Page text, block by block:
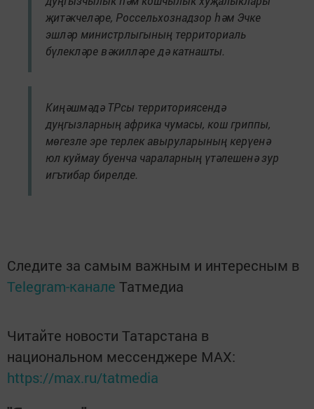
җитәкчеләре, Россельхознадзор һәм Эчке
эшләр министрлыгының территориаль
бүлекләре вәкилләре дә катнашты.
Киңәшмәдә ТРсы территориясендә
дуңгызларның африка чумасы, кош гриппы,
мөгезле эре терлек авыруларының керүенә
юл куймау буенча чараларның үтәлешенә зур
игътибар бирелде.
Следите за самым важным и интересным в
Telegram-канале Татмедиа
Читайте новости Татарстана в
национальном мессенджере MАХ:
https://max.ru/tatmedia